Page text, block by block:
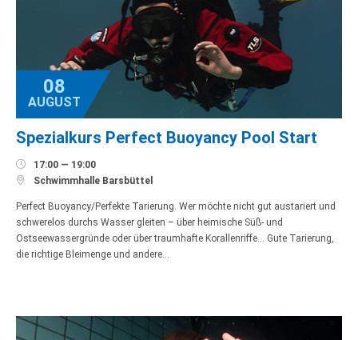
08
AUGUST
Spezialkurs Perfect Buoyancy Pool Start
 17:00 — 19:00
 Schwimmhalle Barsbüttel
Perfect Buoyancy/Perfekte Tarierung. Wer möchte nicht gut austariert und
schwerelos durchs Wasser gleiten – über heimische Süß- und
Ostseewassergründe oder über traumhafte Korallenriffe… Gute Tarierung,
die richtige Bleimenge und andere…